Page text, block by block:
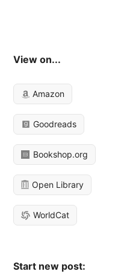
View on...
Amazon
Goodreads
Bookshop.org
Open Library
WorldCat
Start new post: